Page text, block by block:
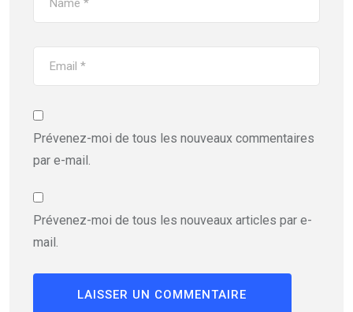
Prévenez-moi de tous les nouveaux commentaires
par e-mail.
Prévenez-moi de tous les nouveaux articles par e-
mail.